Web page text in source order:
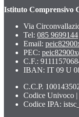
Istituto Comprensivo
Via
Tel: 085 9699144
Email:
PEC:
C.F.:
IBAN: IT 09 U
C.C.P.
Codice Univoco
Codice IPA: